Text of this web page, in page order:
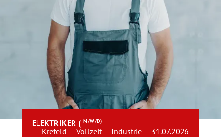
ELEKTRIKER (M/W/D)
Krefeld Vollzeit Industrie 31.07.2026
Für Unternehmen
Dornseifer DNA
Referenzen
Stellenmarkt
Blog
Team